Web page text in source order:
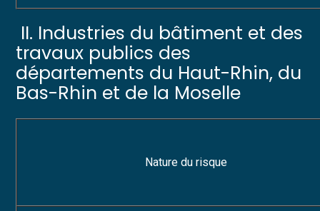
II. Industries du bâtiment et des
travaux publics des
départements du Haut-Rhin, du
Bas-Rhin et de la Moselle
Nature du risque